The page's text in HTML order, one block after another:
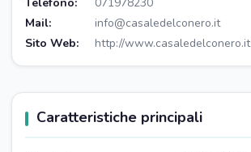
Mail:
info@casaledelconero.it
Sito Web:
http://www.casaledelconero.it
Caratteristiche principali